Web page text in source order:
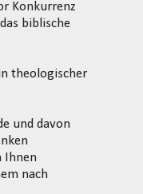
Konkurrenz
biblische
theologischer
und davon
Ihnen
nach